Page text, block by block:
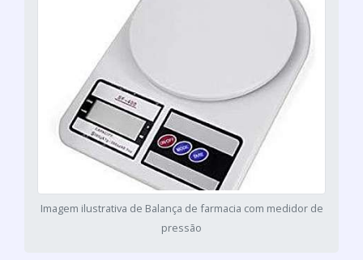
Imagem ilustrativa de Balança de farmacia com medidor de
pressão